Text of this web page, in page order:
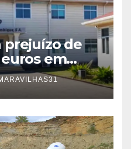
prejuízo de
em
pós-